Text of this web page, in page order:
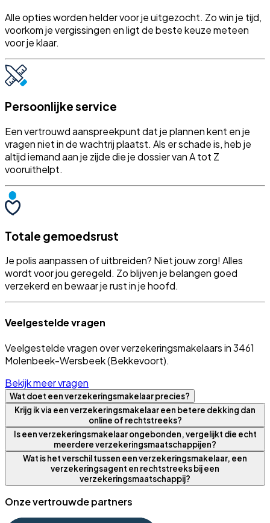
Alle opties worden helder voor je uitgezocht. Zo win je tijd,
voorkom je vergissingen en ligt de beste keuze meteen
voor je klaar.
Persoonlijke service
Een vertrouwd aanspreekpunt dat je plannen kent en je
vragen niet in de wachtrij plaatst. Als er schade is, heb je
altijd iemand aan je zijde die je dossier van A tot Z
vooruithelpt.
Totale gemoedsrust
Je polis aanpassen of uitbreiden? Niet jouw zorg! Alles
wordt voor jou geregeld. Zo blijven je belangen goed
verzekerd en bewaar je rust in je hoofd.
Veelgestelde vragen
Veelgestelde vragen over verzekeringsmakelaars in 3461
Molenbeek-Wersbeek (Bekkevoort).
Bekijk meer vragen
Wat doet een verzekeringsmakelaar precies?
Krijg ik via een verzekeringsmakelaar een betere dekking dan
online of rechtstreeks?
Is een verzekeringsmakelaar ongebonden, vergelijkt die echt
meerdere verzekeringsmaatschappijen?
Wat is het verschil tussen een verzekeringsmakelaar, een
verzekeringsagent en rechtstreeks bij een
verzekeringsmaatschappij?
Onze vertrouwde partners